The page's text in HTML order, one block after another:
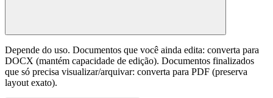
Depende do uso. Documentos que você ainda edita: converta para
DOCX (mantém capacidade de edição). Documentos finalizados
que só precisa visualizar/arquivar: converta para PDF (preserva
layout exato).